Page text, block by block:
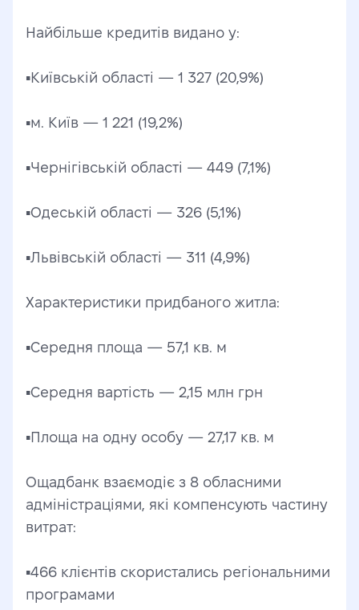
Найбільше кредитів видано у:
▪️Київській області — 1 327 (20,9%)
▪️м. Київ — 1 221 (19,2%)
▪️Чернігівській області — 449 (7,1%)
▪️Одеській області — 326 (5,1%)
▪️Львівській області — 311 (4,9%)
Характеристики придбаного житла:
▪️Середня площа — 57,1 кв. м
▪️Середня вартість — 2,15 млн грн
▪️Площа на одну особу — 27,17 кв. м
Ощадбанк взаємодіє з 8 обласними
адміністраціями, які компенсують частину
витрат:
▪️466 клієнтів скористались регіональними
програмами